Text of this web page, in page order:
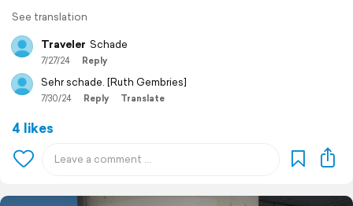
See translation
Traveler Schade
7/27/24 Reply
Sehr schade. [Ruth Gembries]
7/30/24 Reply Translate
4 likes